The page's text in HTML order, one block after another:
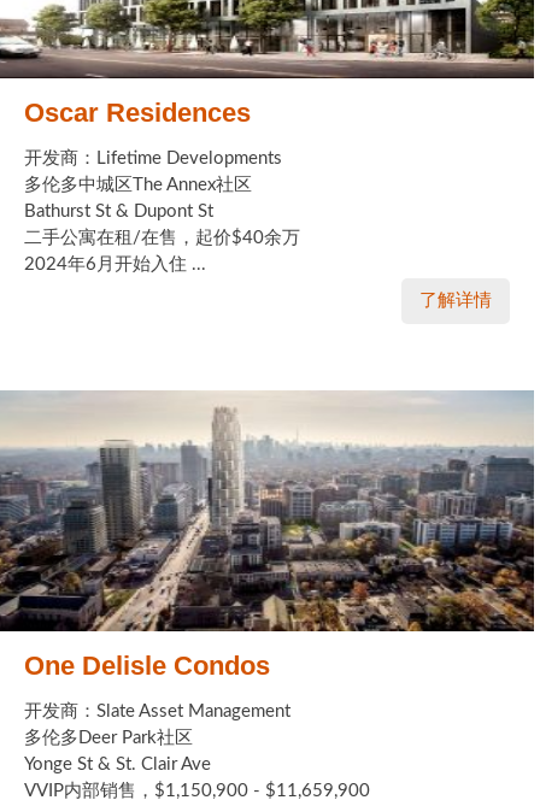
Oscar Residences
开发商：Lifetime Developments
多伦多中城区The Annex社区
Bathurst St & Dupont St
二手公寓在租/在售，起价$40余万
2024年6月开始入住 ...
了解详情
One Delisle Condos
开发商：Slate Asset Management
多伦多Deer Park社区
Yonge St & St. Clair Ave
VVIP内部销售，$1,150,900 - $11,659,900